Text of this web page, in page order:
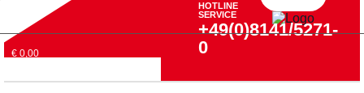
€ 0,00
HOTLINE
SERVICE
+49(0)8141/5271-
0